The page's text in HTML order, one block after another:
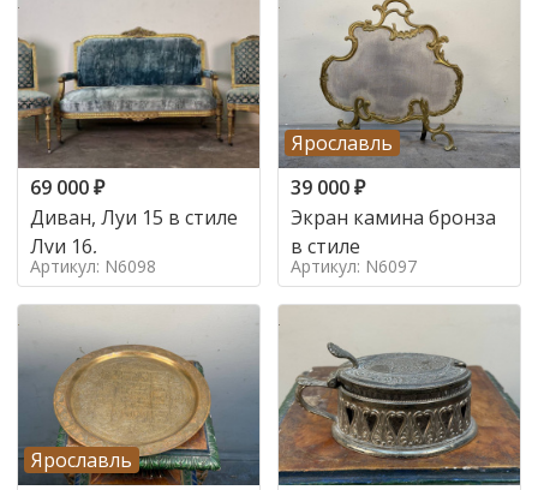
69 000₽
Диван, Луи 15 в стиле
Луи 16,
Артикул: N6098
Ярославль
39 000₽
Экран камина бронза
в стиле
Артикул: N6097
Ярославль